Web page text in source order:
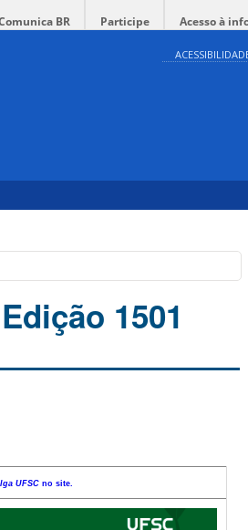
BR Participe Acesso à
1501
UFSC no site.